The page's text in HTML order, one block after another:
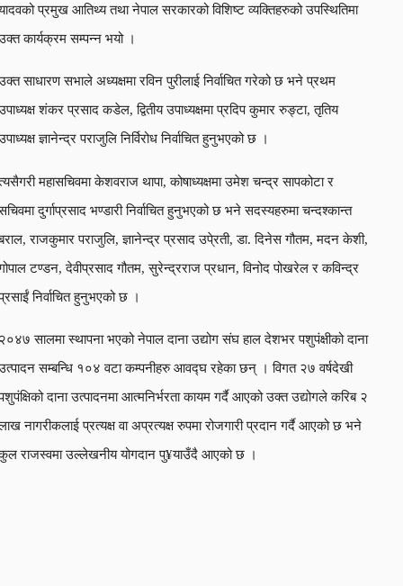
प्रमुख आतिथ्य तथा नेपाल सरकारको विशिष्ट व्यक्तिहरुको उपस्थितिमा
कार्यक्रम सम्पन्न भयो ।
साधारण सभाले अध्यक्षमा रविन पुरीलाई निर्वाचित गरेको छ भने प्रथम
शंकर प्रसाद कडेल, द्वितीय उपाध्यक्षमा प्रदिप कुमार रुङ्टा, तृतिय
ज्ञानेन्द्र पराजुलि निर्विरोध निर्वाचित हुनुभएको छ ।
महासचिवमा केशवराज थापा, कोषाध्यक्षमा उमेश चन्द्र सापकोटा र
दुर्गाप्रसाद भण्डारी निर्वाचित हुनुभएको छ भने सदस्यहरुमा चन्दश्कान्त
राजकुमार पराजुलि, ज्ञानेन्द्र प्रसाद उपे्रती, डा. दिनेस गौतम, मदन केशी,
टण्डन, देवीप्रसाद गौतम, सुरेन्द्रराज प्रधान, विनोद पोखरेल र कविन्द्र
निर्वाचित हुनुभएको छ ।
सालमा स्थापना भएको नेपाल दाना उद्योग संघ हाल देशभर पशुपंक्षीको दाना
सम्बन्धि १०४ वटा कम्पनीहरु आवद्घ रहेका छन् । विगत २७ वर्षदेखी
दाना उत्पादनमा आत्मनिर्भरता कायम गर्दै आएको उक्त उद्योगले करिब २
नागरीकलाई प्रत्यक्ष वा अप्रत्यक्ष रुपमा रोजगारी प्रदान गर्दै आएको छ भने
राजस्वमा उल्लेखनीय योगदान पु¥याउँदै आएको छ ।